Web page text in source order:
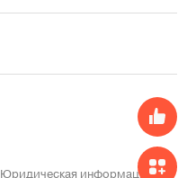
Юридическая информация